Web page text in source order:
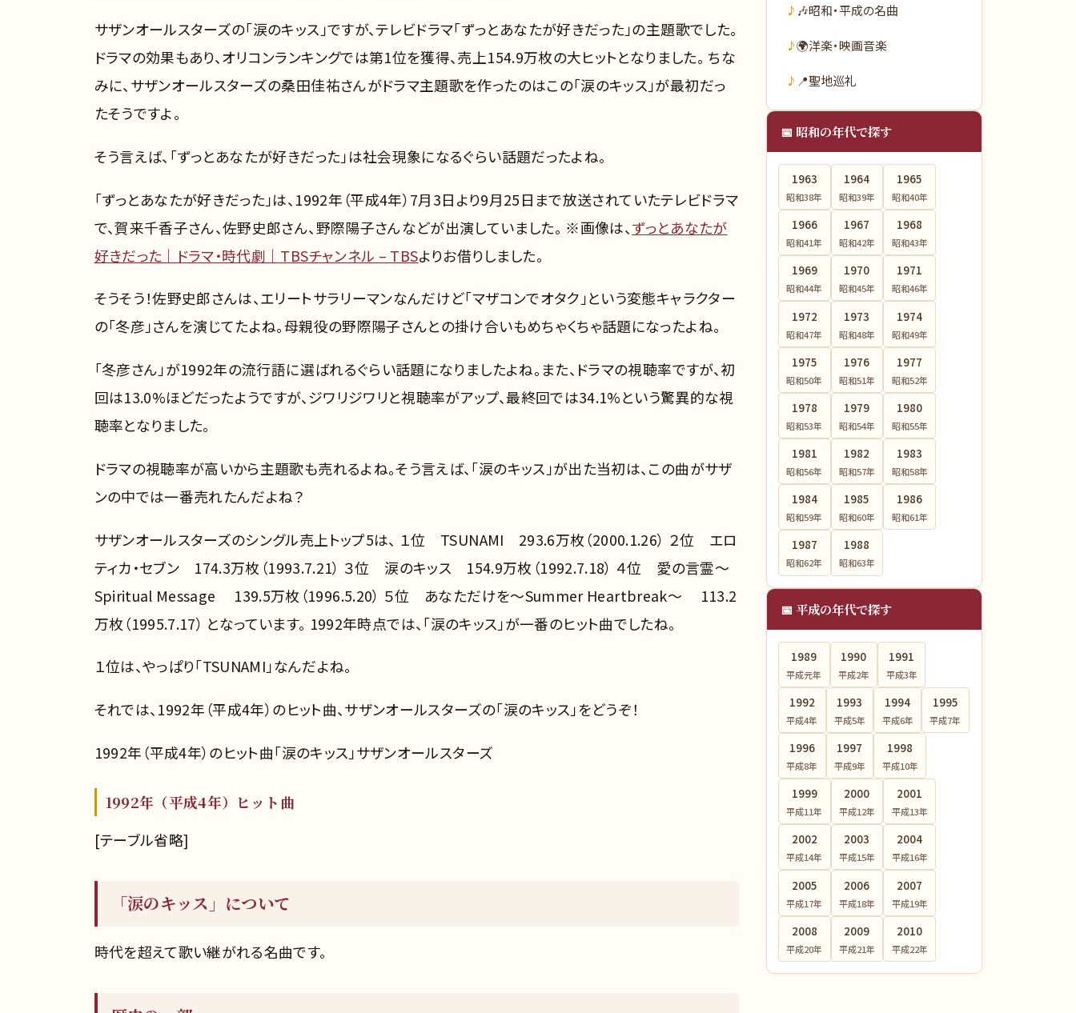
サザンオールスターズの「涙のキッス」ですが、テレビドラマ「ずっとあなたが好きだった」の主題歌でした。
ドラマの効果もあり、オリコンランキングでは第1位を獲得、売上154.9万枚の大ヒットとなりました。 ちな
みに、サザンオールスターズの桑田佳祐さんがドラマ主題歌を作ったのはこの「涙のキッス」が最初だっ
たそうですよ。
そう言えば、「ずっとあなたが好きだった」は社会現象になるぐらい話題だったよね。
「ずっとあなたが好きだった」は、1992年（平成4年）7月3日より9月25日まで放送されていたテレビドラマ
で、賀来千香子さん、佐野史郎さん、野際陽子さんなどが出演していました。 ※画像は、ずっとあなたが
好きだった｜ドラマ・時代劇｜TBSチャンネル – TBSよりお借りしました。
そうそう！佐野史郎さんは、エリートサラリーマンなんだけど「マザコンでオタク」という変態キャラクター
の「冬彦」さんを演じてたよね。母親役の野際陽子さんとの掛け合いもめちゃくちゃ話題になったよね。
「冬彦さん」が1992年の流行語に選ばれるぐらい話題になりましたよね。また、ドラマの視聴率ですが、初
回は13.0%ほどだったようですが、ジワリジワリと視聴率がアップ、最終回では34.1%という驚異的な視
聴率となりました。
ドラマの視聴率が高いから主題歌も売れるよね。そう言えば、「涙のキッス」が出た当初は、この曲がサザ
ンの中では一番売れたんだよね？
サザンオールスターズのシングル売上トップ5は、 １位 TSUNAMI 293.6万枚（2000.1.26） ２位 エロ
ティカ・セブン 174.3万枚（1993.7.21） ３位 涙のキッス 154.9万枚（1992.7.18） ４位 愛の言霊～
Spiritual Message 139.5万枚（1996.5.20） ５位 あなただけを～Summer Heartbreak～ 113.2
万枚（1995.7.17） となっています。 1992年時点では、「涙のキッス」が一番のヒット曲でしたね。
１位は、やっぱり「TSUNAMI」なんだよね。
それでは、1992年（平成4年）のヒット曲、サザンオールスターズの「涙のキッス」をどうぞ！
1992年（平成4年）のヒット曲「涙のキッス」サザンオールスターズ
1992年（平成4年）ヒット曲
[テーブル省略]
「涙のキッス」について
時代を超えて歌い継がれる名曲です。
🎶昭和・平成の名曲
🌍洋楽・映画音楽
📍聖地巡礼
📅 昭和の年代で探す
1963
昭和38年
1964
昭和39年
1965
昭和40年
1966
昭和41年
1967
昭和42年
1968
昭和43年
1969
昭和44年
1970
昭和45年
1971
昭和46年
1972
昭和47年
1973
昭和48年
1974
昭和49年
1975
昭和50年
1976
昭和51年
1977
昭和52年
1978
昭和53年
1979
昭和54年
1980
昭和55年
1981
昭和56年
1982
昭和57年
1983
昭和58年
1984
昭和59年
1985
昭和60年
1986
昭和61年
1987
昭和62年
1988
昭和63年
📅 平成の年代で探す
1989
平成元年
1990
平成2年
1991
平成3年
1992
平成4年
1993
平成5年
1994
平成6年
1995
平成7年
1996
平成8年
1997
平成9年
1998
平成10年
1999
平成11年
2000
平成12年
2001
平成13年
2002
平成14年
2003
平成15年
2004
平成16年
2005
平成17年
2006
平成18年
2007
平成19年
2008
平成20年
2009
平成21年
2010
平成22年